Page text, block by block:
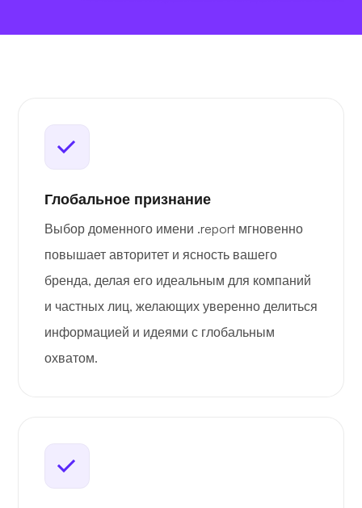
Глобальное признание
Выбор доменного имени .report мгновенно
повышает авторитет и ясность вашего
бренда, делая его идеальным для компаний
и частных лиц, желающих уверенно делиться
информацией и идеями с глобальным
охватом.